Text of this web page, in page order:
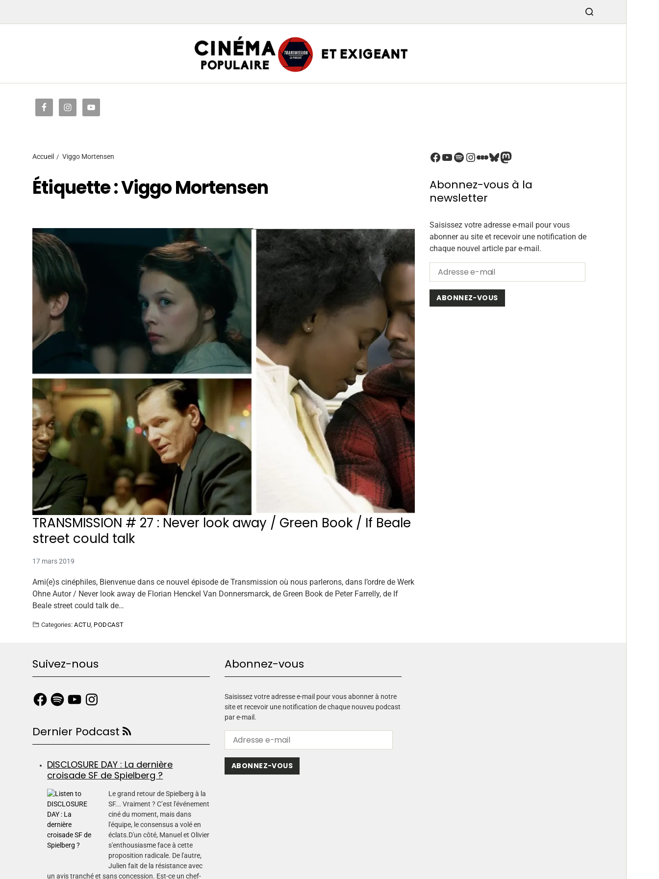
TRANSMISSIO
Accueil Viggo Mortensen
Étiquette :Viggo Mortensen
TRANSMISSION # 27 : Never look away / Green Book / If Beale
street could talk
17 mars 2019
Ami(e)s cinéphiles, Bienvenue dans ce nouvel épisode de Transmission où nous parlerons, dans l’ordre de Werk
Ohne Autor / Never look away de Florian Henckel Van Donnersmarck, de Green Book de Peter Farrelly, de If
Beale street could talk de…
Categories: ACTU PODCAST
Abonnez-vous à la
newsletter
Saisissez votre adresse e-mail pour vous
abonner au site et recevoir une notification de
chaque nouvel article par e-mail.
ABONNEZ-VOUS
Suivez-nous
Dernier Podcast
DISCLOSURE DAY : La dernière
croisade SF de Spielberg ?
Le grand retour de Spielberg à la
SF... Vraiment ? C’est l'événement
ciné du moment, mais dans
l'équipe, le consensus a volé en
éclats.D'un côté, Manuel et Olivier
s'enthousiasme face à cette
proposition radicale. De l'autre,
Julien fait de la résistance avec
un avis tranché et sans concession. Est-ce un chef-
Abonnez-vous
Saisissez votre adresse e-mail pour vous abonner à notre
site et recevoir une notification de chaque nouveu podcast
par e-mail.
ABONNEZ-VOUS